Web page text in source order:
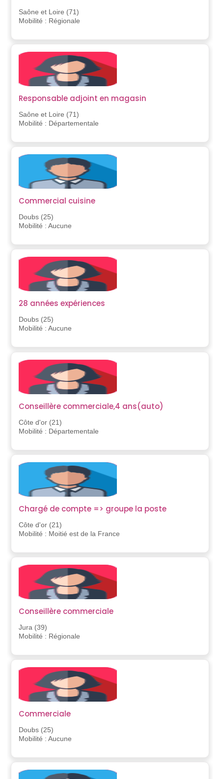
Saône et Loire (71)
Mobilité : Régionale
Responsable adjoint en magasin
Saône et Loire (71)
Mobilité : Départementale
Commercial cuisine
Doubs (25)
Mobilité : Aucune
28 années expériences
Doubs (25)
Mobilité : Aucune
Conseillère commerciale,4 ans(auto)
Côte d'or (21)
Mobilité : Départementale
Chargé de compte => groupe la poste
Côte d'or (21)
Mobilité : Moitié est de la France
Conseillère commerciale
Jura (39)
Mobilité : Régionale
Commerciale
Doubs (25)
Mobilité : Aucune